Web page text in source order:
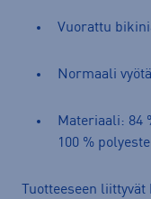
Vuorattu
Normaali
Materiaali: 84
100 %
Tuotteeseen